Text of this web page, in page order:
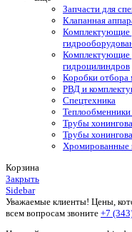
Запчасти для
Клапанная
Комплектующие
Комплектующие
гидроцилиндров
Коробки
РВД и
Спецтехника
Трубы
Трубы
Хромированные
Корзина
Закрыть
Sidebar
Уважаемые клиенты! Цены,
всем вопросам звоните +7